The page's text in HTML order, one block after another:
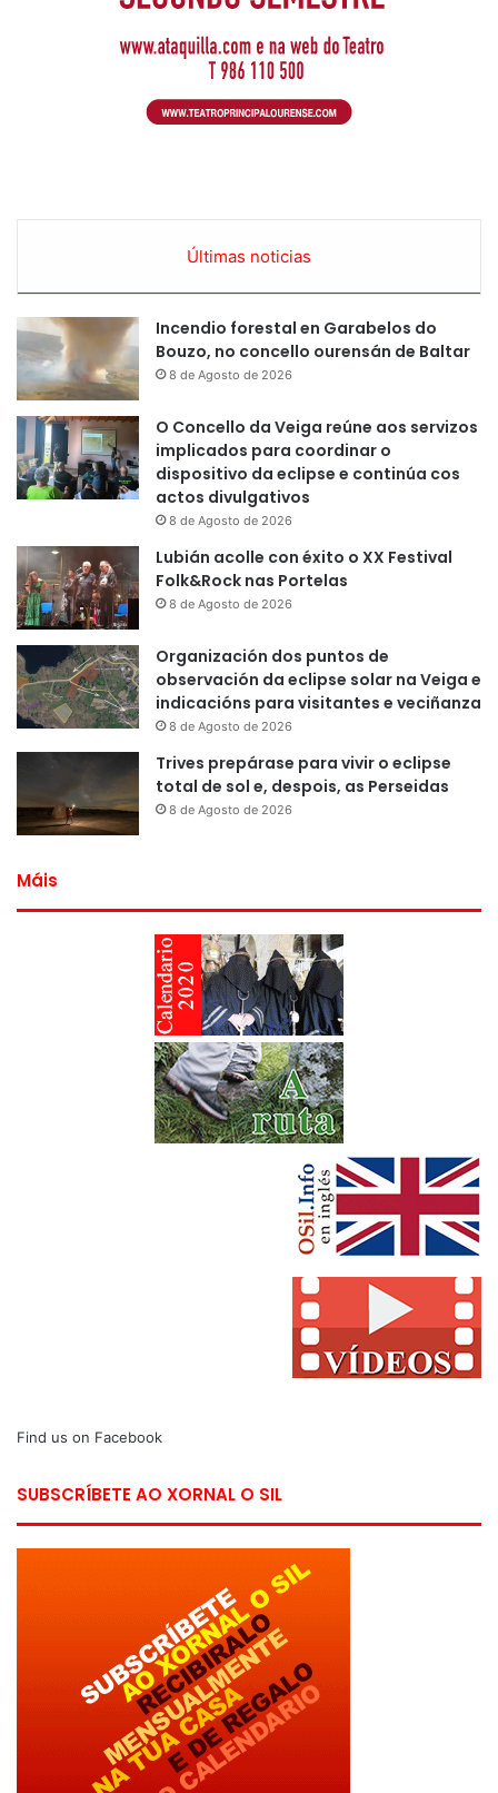
Últimas noticias
Incendio forestal en Garabelos do
Bouzo, no concello ourensán de Baltar
8 de Agosto de 2026
O Concello da Veiga reúne aos servizos
implicados para coordinar o
dispositivo da eclipse e continúa cos
actos divulgativos
8 de Agosto de 2026
Lubián acolle con éxito o XX Festival
Folk&Rock nas Portelas
8 de Agosto de 2026
Organización dos puntos de
observación da eclipse solar na Veiga e
indicacións para visitantes e veciñanza
8 de Agosto de 2026
Trives prepárase para vivir o eclipse
total de sol e, despois, as Perseidas
8 de Agosto de 2026
Máis
Find us on Facebook
SUBSCRÍBETE AO XORNAL O SIL